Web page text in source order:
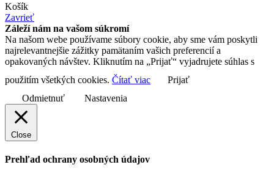
Košík
Zavrieť
Záleží nám na vašom súkromí
Na našom webe používame súbory cookie, aby sme vám poskytli
najrelevantnejšie zážitky pamätaním vašich preferencií a
opakovaných návštev. Kliknutím na „Prijať“ vyjadrujete súhlas s
použitím všetkých cookies. Čítať viac
Prijať
Odmietnuť
Nastavenia
Close
Prehľad ochrany osobných údajov